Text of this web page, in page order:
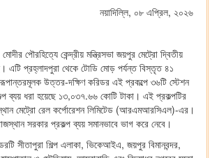
নয়াদিল্লি, ০৮ এপ্রিল, ২০২৬
মোদীর পৌরহিত্যে কেন্দ্রীয় মন্ত্রিসভা জয়পুর মেট্রো দ্বিতীয়
এটি প্রহ্লাদপুরা থেকে টোডি মোড় পর্যন্ত বিস্তৃত ৪১
রূপান্তরমূলক উত্তর-দক্ষিণ করিডর এই প্রকল্পে ৩৬টি স্টেশন
ব্যয় ধরা হয়েছে ১৩,০৩৭.৬৬ কোটি টাকা। এই প্রকল্পটির
মেট্রো রেল কর্পোরেশন লিমিটেড (আরএমআরসিএল)-এর।
সরকার প্রকল্প ব্যয় সমানভাবে ভাগ করে নেবে।
সীতাপুরা শিল্প এলাকা, ভিকেআইএ, জয়পুর বিমানবন্দর,